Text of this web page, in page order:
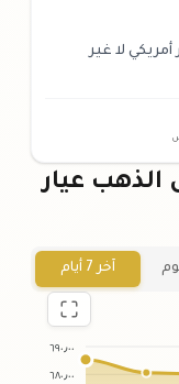
لا غير
الذهب عيار
آخر 7 أيام
٦٩٠٫٠٠
٦٨٠٫٠٠